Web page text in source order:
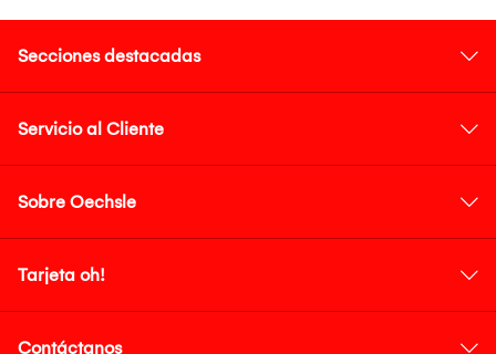
Secciones destacadas
Servicio al Cliente
Sobre Oechsle
Tarjeta oh!
Contáctanos